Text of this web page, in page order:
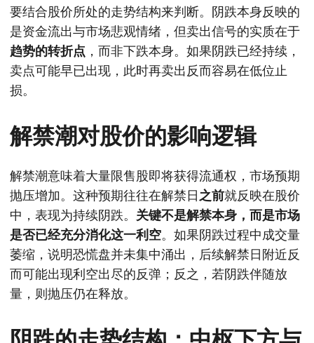
要结合股价所处的走势结构来判断。阴跌本身反映的
是资金流出与市场悲观情绪，但卖出信号的实质在于
趋势的转折点 ，而非下跌本身。如果阴跌已经持续，
卖点可能早已出现，此时再卖出反而容易在低位止
损。
解禁潮对股价的影响逻辑
解禁潮意味着大量限售股即将获得流通权，市场预期
抛压增加。这种预期往往在解禁日之前就反映在股价
中，表现为持续阴跌。 关键不是解禁本身，而是市场
是否已经充分消化这一利空。如果阴跌过程中成交量
萎缩，说明恐慌盘并未集中涌出，后续解禁日附近反
而可能出现利空出尽的反弹；反之，若阴跌伴随放
量，则抛压仍在释放。